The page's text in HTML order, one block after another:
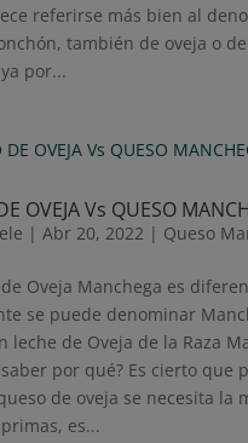
referirse más bien al
también de oveja o
por...
OVEJA Vs QUESO
| Abr 20, 2022 | Queso
Oveja Manchega es
se puede denominar
leche de Oveja de la Raza
por qué? Es cierto que
de oveja se necesita la
es...